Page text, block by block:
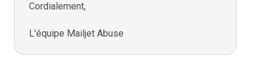
Cordialement,
L'équipe Mailjet Abuse